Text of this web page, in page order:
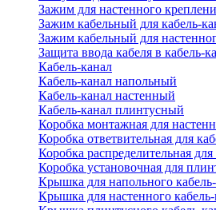
Зажим для настенного
Зажим кабельный для кабель-
Зажим кабельный для
Защита ввода кабеля в кабель-
Кабель-канал
Кабель-канал напольный
Кабель-канал настенный
Кабель-канал плинтусный
Коробка монтажная для
Коробка ответвительная для
Коробка распределительная
Коробка установочная для
Крышка для напольного
Крышка для настенного кабель-